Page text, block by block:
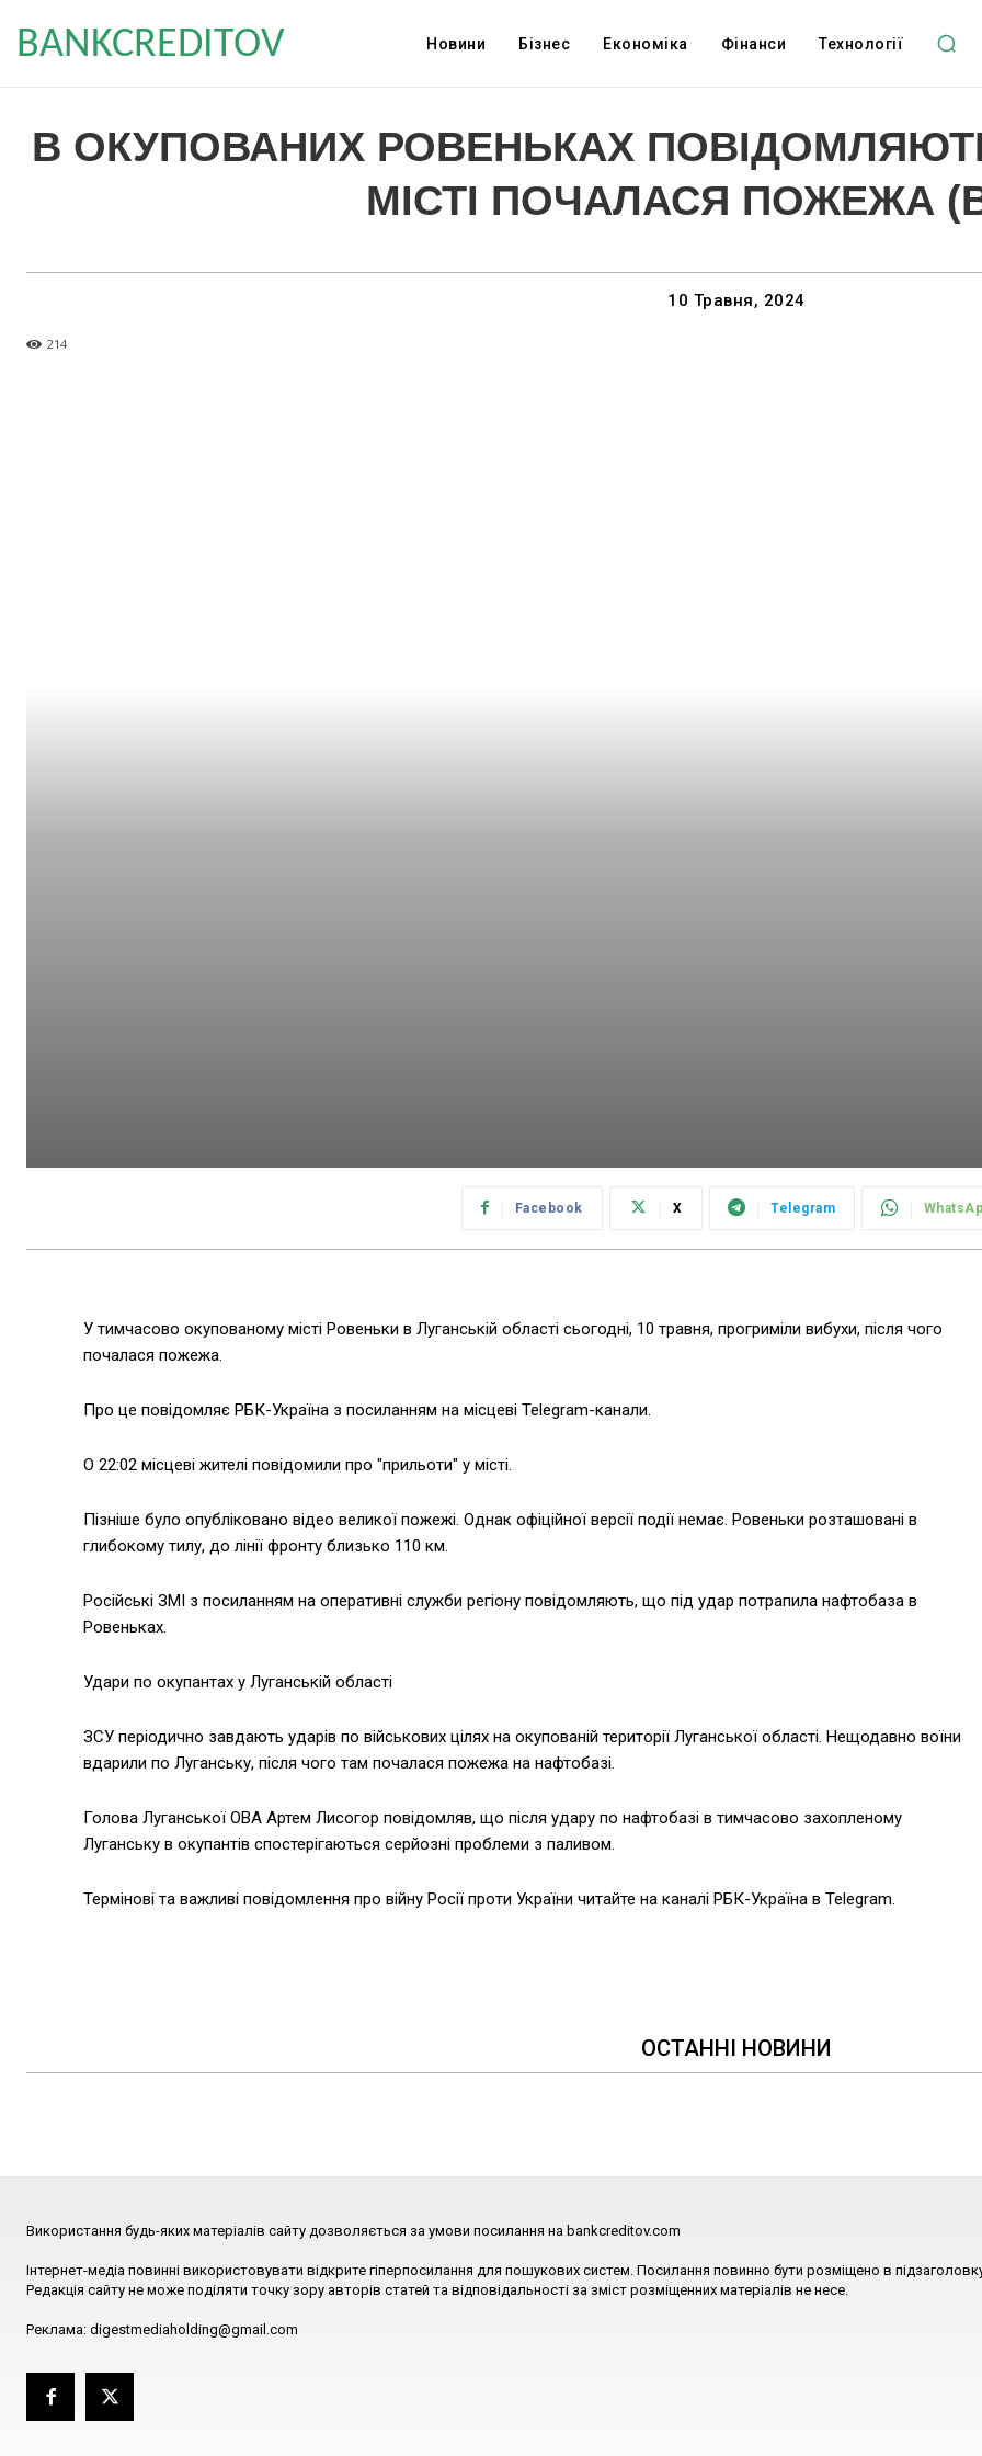
BANKCREDITOV Новини Бізнес Економіка Фінанси Технології
В ОКУПОВАНИХ РОВЕНЬКАХ
МІСТІ ПОЧАЛАСЯ ПОЖЕЖА
10 Травня, 2024
214
Facebook X Telegram
У тимчасово окупованому місті Ровеньки в Луганській області сьогодні, 10 травня, прогриміли вибухи, після чого
почалася пожежа.
Про це повідомляє РБК-Україна з посиланням на місцеві Telegram-канали.
О 22:02 місцеві жителі повідомили про "прильоти" у місті.
Пізніше було опубліковано відео великої пожежі. Однак офіційної версії події немає. Ровеньки розташовані в
глибокому тилу, до лінії фронту близько 110 км.
Російські ЗМІ з посиланням на оперативні служби регіону повідомляють, що під удар потрапила нафтобаза в
Ровеньках.
Удари по окупантах у Луганській області
ЗСУ періодично завдають ударів по військових цілях на окупованій території Луганської області. Нещодавно воїни
вдарили по Луганську, після чого там почалася пожежа на нафтобазі.
Голова Луганської ОВА Артем Лисогор повідомляв, що після удару по нафтобазі в тимчасово захопленому
Луганську в окупантів спостерігаються серйозні проблеми з паливом.
Термінові та важливі повідомлення про війну Росії проти України читайте на каналі РБК-Україна в Telegram.
ОСТАННІ НОВИНИ
Використання будь-яких матеріалів сайту дозволяється за умови посилання на bankcreditov.com
Інтернет-медіа повинні використовувати відкрите гіперпосилання для пошукових систем. Посилання повинно бути розміщено в
Редакція сайту не може поділяти точку зору авторів статей та відповідальності за зміст розміщенних матеріалів не несе.
Реклама: digestmediaholding@gmail.com